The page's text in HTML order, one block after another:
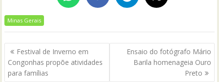
Minas Gerais
Navegação
de
Post
Festival de Inverno em
Congonhas propõe atividades
para famílias
Ensaio do fotógrafo Mário
Barila homenageia Ouro
Preto